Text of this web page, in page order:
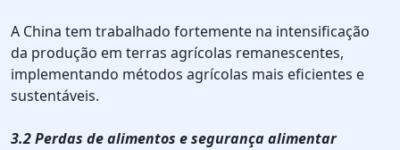
A China tem trabalhado fortemente na intensificação
da produção em terras agrícolas remanescentes,
implementando métodos agrícolas mais eficientes e
sustentáveis.
3.2 Perdas de alimentos e segurança alimentar